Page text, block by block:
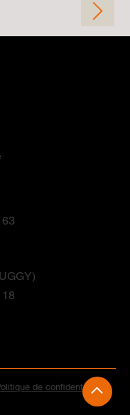
de confidentialité